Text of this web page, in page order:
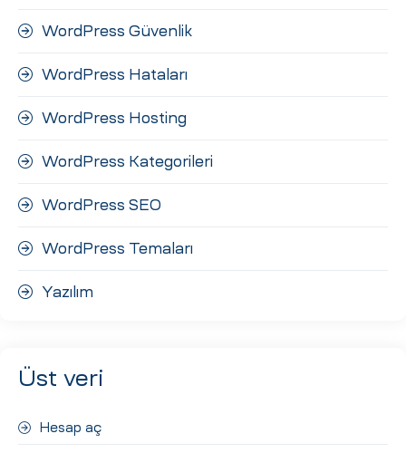
WordPress Güvenlik
WordPress Hataları
WordPress Hosting
WordPress Kategorileri
WordPress SEO
WordPress Temaları
Yazılım
Üst veri
Hesap aç